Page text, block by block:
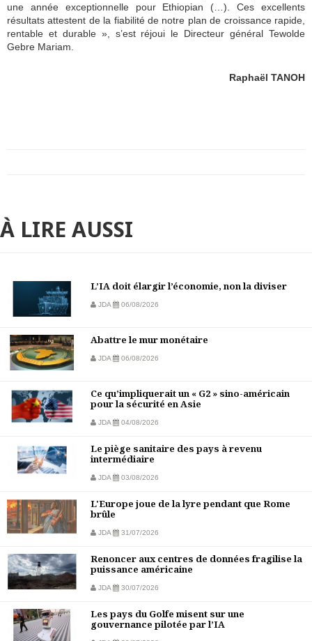
une année exceptionnelle pour Ethiopian (…). Ces excellents
résultats attestent de la fiabilité de notre plan de croissance rapide,
rentable et durable », s’est réjoui le Directeur général Tewolde
Gebre Mariam.
Raphaël TANOH
À LIRE AUSSI
L’IA doit élargir l’économie, non la diviser
JDA 06/08/2026
Abattre le mur monétaire
JDA 06/08/2026
Ce qu’impliquerait un « G2 » sino-américain
pour la sécurité en Asie
JDA 04/08/2026
Le piège sanitaire des pays à revenu
intermédiaire
JDA 03/08/2026
L'Europe joue de la lyre pendant que Rome
brûle
JDA 31/07/2026
Renoncer aux centres de données fragilise la
puissance américaine
JDA 30/07/2026
Les pays du Golfe misent sur une
gouvernance pilotée par l’IA